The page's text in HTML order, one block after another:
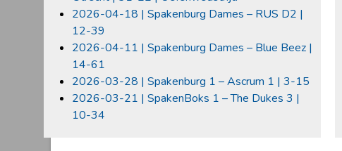
2026-04-18 | Spakenburg Dames – RUS D2 |
12-39
2026-04-11 | Spakenburg Dames – Blue Beez |
14-61
2026-03-28 | Spakenburg 1 – Ascrum 1 | 3-15
2026-03-21 | SpakenBoks 1 – The Dukes 3 |
10-34